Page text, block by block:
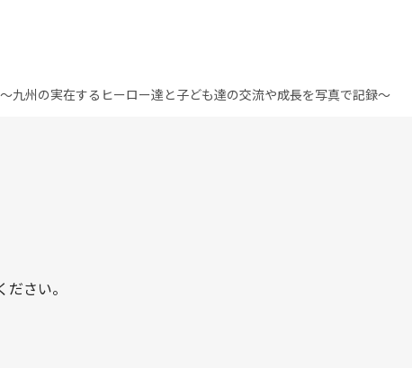
九州の実在するヒーロー達と子ども達の交流や成長を写真で記録～
さい。